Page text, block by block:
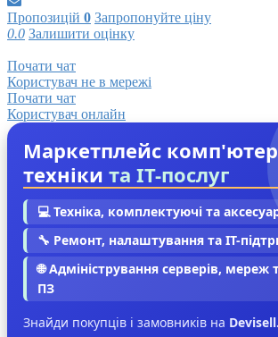
Пропозицій 0 Запропонуйте ціну
0.0 Залишити оцінку
Почати чат
Користувач не в мережі
Почати чат
Користувач онлайн
Маркетплейс
техніки та IT-послуг
💻 Техніка, комплектуючі та
🔧 Ремонт, налаштування та IT-
🌐 Адміністрування серверів, мереж
ПЗ
Знайди покупців і замовників на